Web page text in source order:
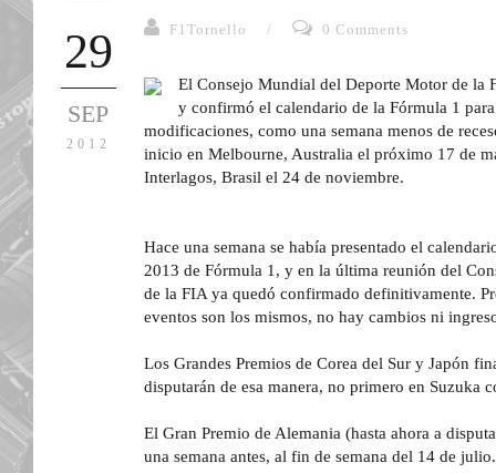
29
SEP
2012
F1Tornello / 0 Comments
El Consejo Mundial del Deporte Motor de la
y confirmó el calendario de la Fórmula 1
modificaciones, como una semana menos de
inicio en Melbourne, Australia el próximo 17 de
Interlagos, Brasil el 24 de noviembre.
Hace una semana se había presentado el
2013 de Fórmula 1, y en la última reunión del
de la FIA ya quedó confirmado definitivamente.
eventos son los mismos, no hay cambios ni
Los Grandes Premios de Corea del Sur y Japón
disputarán de esa manera, no primero en Suzuka
El Gran Premio de Alemania (hasta ahora a
una semana antes, al fin de semana del 14 de julio.